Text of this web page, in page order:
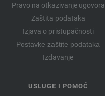
Pravo na otkazivanje ugovora
Zaštita podataka
Izjava o pristupačnosti
Postavke zaštite podataka
Izdavanje
USLUGE I POMOĆ